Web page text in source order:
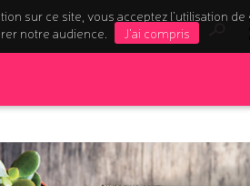
sur ce site, vous acceptez l’utilisation de
notre audience.
J'ai compris